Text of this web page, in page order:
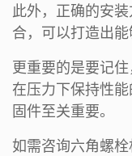
此外，正确的安
合，可以打造出
更重要的是要记
在压力下保持性
固件至关重要。
如需咨询六角螺栓